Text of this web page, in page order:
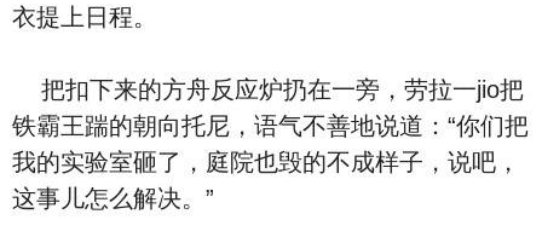
衣提上日程。
把扣下来的方舟反应炉扔在一旁，劳拉一jio把
铁霸王踹的朝向托尼，语气不善地说道：“你们把
我的实验室砸了，庭院也毁的不成样子，说吧，
这事儿怎么解决。”